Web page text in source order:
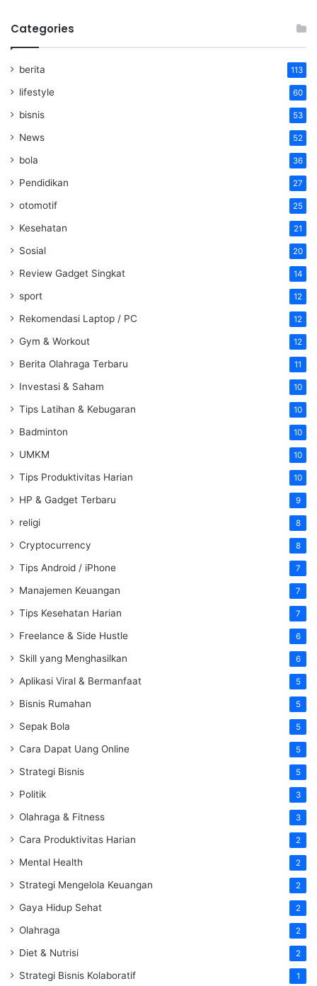
Categories
berita 113
lifestyle 60
bisnis 53
News 52
bola 36
Pendidikan 27
otomotif 25
Kesehatan 21
Sosial 20
Review Gadget Singkat 14
sport 12
Rekomendasi Laptop / PC 12
Gym & Workout 12
Berita Olahraga Terbaru 11
Investasi & Saham 10
Tips Latihan & Kebugaran 10
Badminton 10
UMKM 10
Tips Produktivitas Harian 10
HP & Gadget Terbaru 9
religi 8
Cryptocurrency 8
Tips Android / iPhone 7
Manajemen Keuangan 7
Tips Kesehatan Harian 7
Freelance & Side Hustle 6
Skill yang Menghasilkan 6
Aplikasi Viral & Bermanfaat 5
Bisnis Rumahan 5
Sepak Bola 5
Cara Dapat Uang Online 5
Strategi Bisnis 5
Politik 3
Olahraga & Fitness 3
Cara Produktivitas Harian 2
Mental Health 2
Strategi Mengelola Keuangan 2
Gaya Hidup Sehat 2
Olahraga 2
Diet & Nutrisi 2
Strategi Bisnis Kolaboratif 1